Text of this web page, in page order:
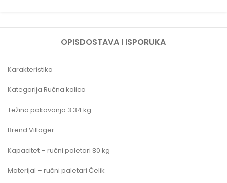
OPISDOSTAVA I ISPORUKA
Karakteristika
Kategorija Ručna kolica
Težina pakovanja 3.34 kg
Brend Villager
Kapacitet – ručni paletari 80 kg
Materijal – ručni paletari Čelik